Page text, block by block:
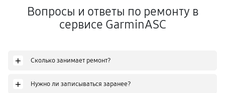
Вопросы и ответы по ремонту в
сервисе GarminASC
+ Сколько занимает ремонт?
+ Нужно ли записываться заранее?